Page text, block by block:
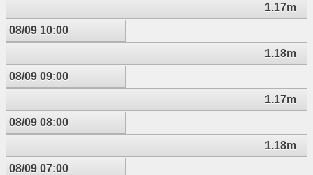
1.17m
08/09 10:00
1.18m
08/09 09:00
1.17m
08/09 08:00
1.18m
08/09 07:00